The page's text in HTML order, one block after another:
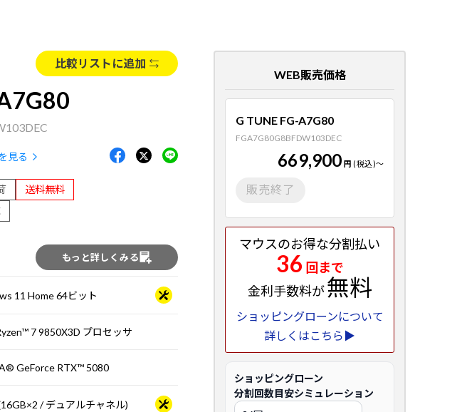
比較リストに追加
見る
送料無料
もっと詳しくみる
11 Home 64ビット
7 9850X3D プロセッサ
GeForce RTX™ 5080
/ デュアルチャネル)
WEB販売価格
G TUNE FG-A7G80
FGA7G80G8BFDW103DEC
669,900 円 (税込)～
販売終了
マウスのお得な分割払い
36 回まで
金利手数料が無料
ショッピングローンについて
詳しくはこちら▶
ショッピングローン
分割回数目安シミュレーション